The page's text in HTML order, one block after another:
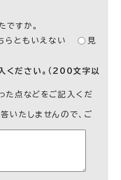
ですか。
らともいえない
見
ください。（200文字以
た点などをご記入くだ
いたしませんので、ご